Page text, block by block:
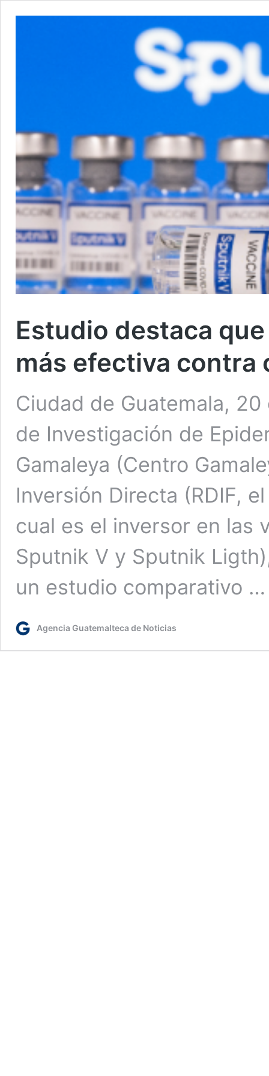
Estudio destaca
más efectiva contra
Ciudad de Guatemala,
de Investigación de
Gamaleya (Centro
Inversión Directa (RDIF,
cual es el inversor en las
Sputnik V y Sputnik
un estudio comparativo
Agencia Guatemalteca de Noticias